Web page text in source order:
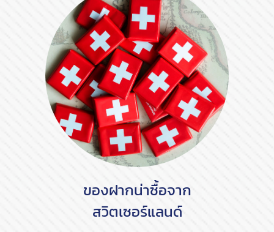
ของฝากน่าซื้อจาก
สวิตเซอร์แลนด์